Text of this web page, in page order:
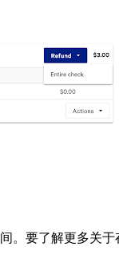
。要了解更多关